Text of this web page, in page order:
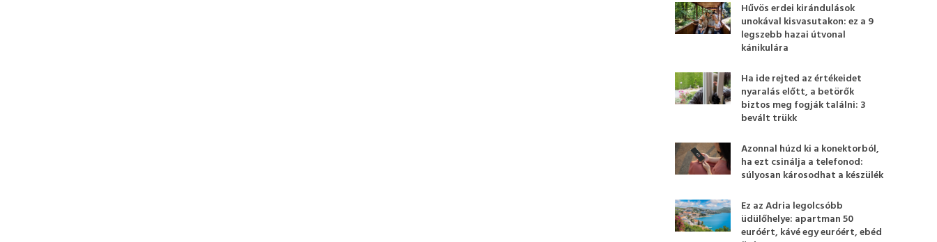
Hűvös erdei kirándulások
unokával kisvasutakon: ez a 9
legszebb hazai útvonal
kánikulára
Ha ide rejted az értékeidet
nyaralás előtt, a betörők
biztos meg fogják találni: 3
bevált trükk
Azonnal húzd ki a konektorból,
ha ezt csinálja a telefonod:
súlyosan károsodhat a készülék
Ez az Adria legolcsóbb
üdülőhelye: apartman 50
euróért, kávé egy euróért, ebéd